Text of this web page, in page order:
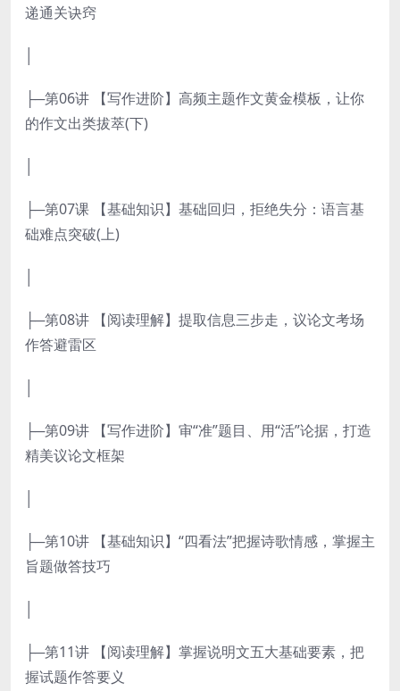
递通关诀窍
├─第06讲 【写作进阶】高频主题作文黄金模板，让你
的作文出类拔萃(下)
├─第07课 【基础知识】基础回归，拒绝失分：语言基
础难点突破(上)
├─第08讲 【阅读理解】提取信息三步走，议论文考场
作答避雷区
├─第09讲 【写作进阶】审“准”题目、用“活”论据，打造
精美议论文框架
├─第10讲 【基础知识】“四看法”把握诗歌情感，掌握主
旨题做答技巧
├─第11讲 【阅读理解】掌握说明文五大基础要素，把
握试题作答要义